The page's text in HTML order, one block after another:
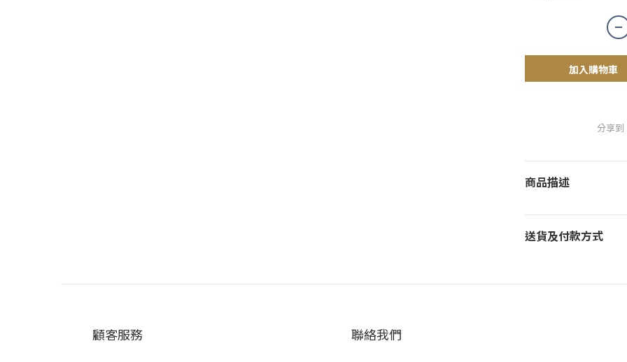
加入購物車
分享到
商品描述
送貨及付款方式
顧客服務 聯絡我們